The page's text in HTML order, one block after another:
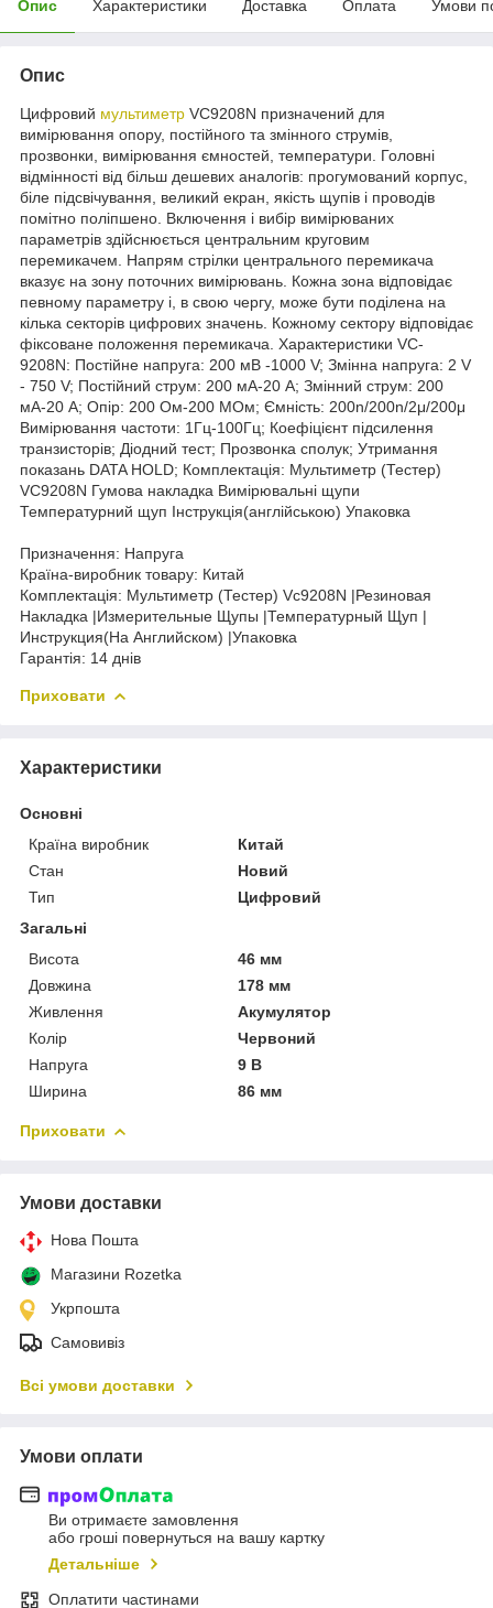
Опис Характеристики Доставка Оплата Умови
Опис
Цифровий мультиметр VC9208N призначений для
вимірювання опору, постійного та змінного струмів,
прозвонки, вимірювання ємностей, температури. Головні
відмінності від більш дешевих аналогів: прогумований корпус,
біле підсвічування, великий екран, якість щупів і проводів
помітно поліпшено. Включення і вибір вимірюваних
параметрів здійснюється центральним круговим
перемикачем. Напрям стрілки центрального перемикача
вказує на зону поточних вимірювань. Кожна зона відповідає
певному параметру і, в свою чергу, може бути поділена на
кілька секторів цифрових значень. Кожному сектору відповідає
фіксоване положення перемикача. Характеристики VC-
9208N: Постійне напруга: 200 мВ -1000 V; Змінна напруга: 2 V
- 750 V; Постійний струм: 200 мА-20 А; Змінний струм: 200
мА-20 А; Опір: 200 Ом-200 МОм; Ємність: 200n/200n/2μ/200μ
Вимірювання частоти: 1Гц-100Гц; Коефіцієнт підсилення
транзисторів; Діодний тест; Прозвонка сполук; Утримання
показань DATA HOLD; Комплектація: Мультиметр (Тестер)
VC9208N Гумова накладка Вимірювальні щупи
Температурний щуп Інструкція(англійською) Упаковка
Призначення: Напруга
Країна-виробник товару: Китай
Комплектація: Мультиметр (Тестер) Vc9208N |Резиновая
Накладка |Измерительные Щупы |Температурный Щуп |
Инструкция(На Английском) |Упаковка
Гарантія: 14 днів
Приховати
Характеристики
Основні
Країна виробник
Китай
Стан
Новий
Тип
Цифровий
Загальні
Висота
46 мм
Довжина
178 мм
Живлення
Акумулятор
Колір
Червоний
Напруга
9 В
Ширина
86 мм
Приховати
Умови доставки
Нова Пошта
Магазини Rozetka
Укрпошта
Самовивіз
Всі умови доставки
Умови оплати
Ви отримаєте замовлення
або гроші повернуться на вашу картку
Детальніше
Оплатити частинами